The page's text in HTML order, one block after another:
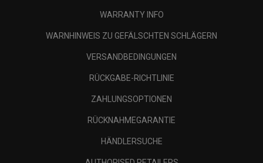
WARRANTY INFO
WARNHINWEIS ZU GEFÄLSCHTEN SCHLÄGERN
VERSANDBEDINGUNGEN
RÜCKGABE-RICHTLINIE
ZAHLUNGSOPTIONEN
RÜCKNAHMEGARANTIE
HÄNDLERSUCHE